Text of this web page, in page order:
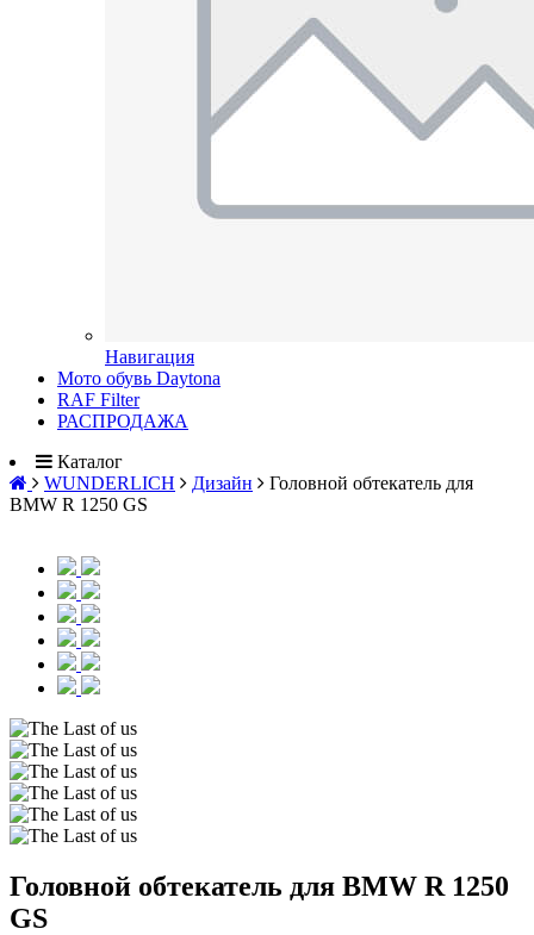
Навигация
Мото обувь Daytona
RAF Filter
РАСПРОДАЖА
Каталог
WUNDERLICH
Дизайн
Головной обтекатель для
BMW R 1250 GS
Головной обтекатель для BMW R 1250
GS